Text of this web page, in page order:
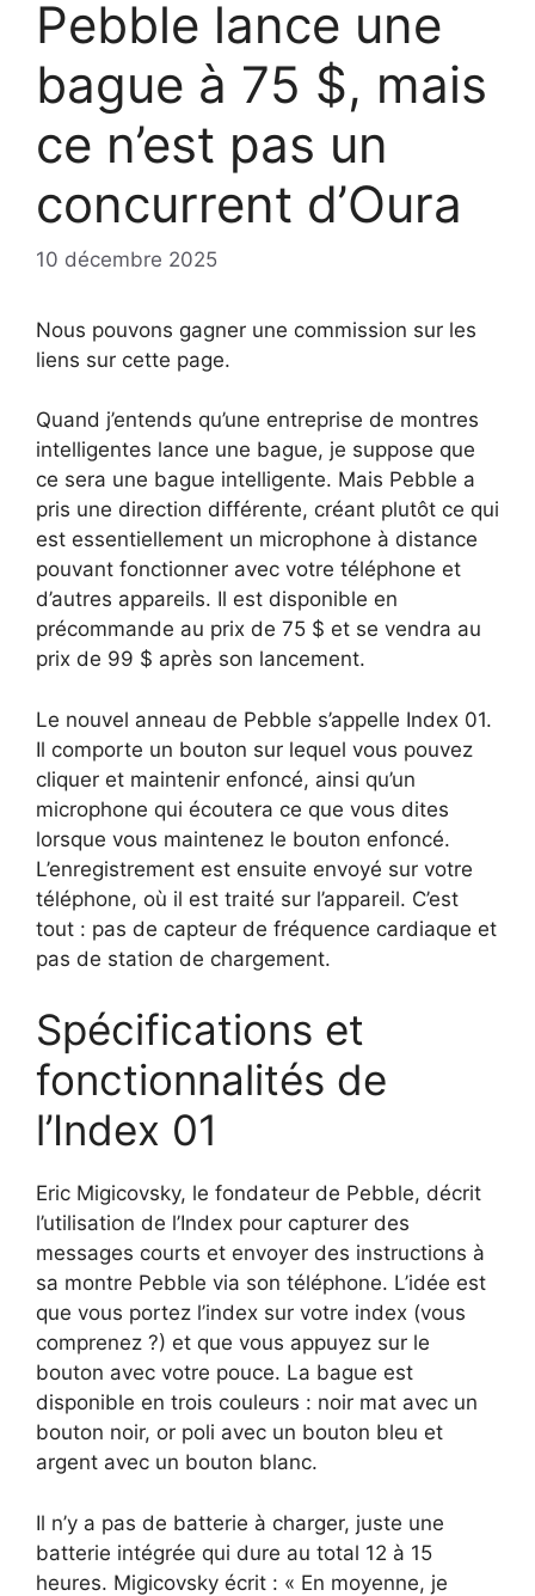
Pebble lance une
bague à 75 $, mais
ce n’est pas un
concurrent d’Oura
10 décembre 2025
Nous pouvons gagner une commission sur les
liens sur cette page.
Quand j’entends qu’une entreprise de montres
intelligentes lance une bague, je suppose que
ce sera une bague intelligente. Mais Pebble a
pris une direction différente, créant plutôt ce qui
est essentiellement un microphone à distance
pouvant fonctionner avec votre téléphone et
d’autres appareils. Il est disponible en
précommande au prix de 75 $ et se vendra au
prix de 99 $ après son lancement.
Le nouvel anneau de Pebble s’appelle Index 01.
Il comporte un bouton sur lequel vous pouvez
cliquer et maintenir enfoncé, ainsi qu’un
microphone qui écoutera ce que vous dites
lorsque vous maintenez le bouton enfoncé.
L’enregistrement est ensuite envoyé sur votre
téléphone, où il est traité sur l’appareil. C’est
tout : pas de capteur de fréquence cardiaque et
pas de station de chargement.
Spécifications et
fonctionnalités de
l’Index 01
Eric Migicovsky, le fondateur de Pebble, décrit
l’utilisation de l’Index pour capturer des
messages courts et envoyer des instructions à
sa montre Pebble via son téléphone. L’idée est
que vous portez l’index sur votre index (vous
comprenez ?) et que vous appuyez sur le
bouton avec votre pouce. La bague est
disponible en trois couleurs : noir mat avec un
bouton noir, or poli avec un bouton bleu et
argent avec un bouton blanc.
Il n’y a pas de batterie à charger, juste une
batterie intégrée qui dure au total 12 à 15
heures. Migicovsky écrit : « En moyenne, je